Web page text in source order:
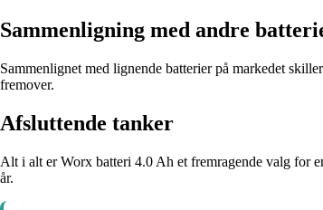
Sammenligning med andre
Sammenlignet med lignende batterier på markedet
fremover.
Afsluttende tanker
Alt i alt er Worx batteri 4.0 Ah et fremragende valg for
år.